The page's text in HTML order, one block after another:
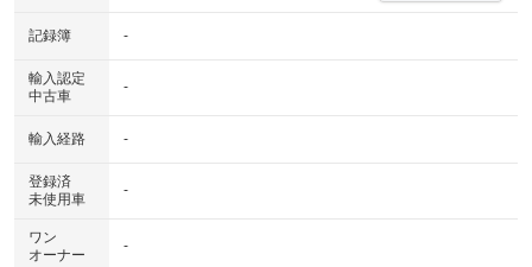
記録簿 -
輸入認定
中古車
-
輸入経路 -
登録済
未使用車
-
ワン
オーナー
-